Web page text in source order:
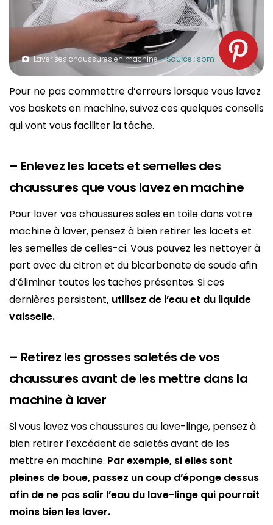
Laver ses chaussures en machine– Source : spm
Pour ne pas commettre d’erreurs lorsque vous lavez
vos baskets en machine, suivez ces quelques conseils
qui vont vous faciliter la tâche.
– Enlevez les lacets et semelles des
chaussures que vous lavez en machine
Pour laver vos chaussures sales en toile dans votre
machine à laver, pensez à bien retirer les lacets et
les semelles de celles-ci. Vous pouvez les nettoyer à
part avec du citron et du bicarbonate de soude afin
d’éliminer toutes les taches présentes. Si ces
dernières persistent, utilisez de l’eau et du liquide
vaisselle.
– Retirez les grosses saletés de vos
chaussures avant de les mettre dans la
machine à laver
Si vous lavez vos chaussures au lave-linge, pensez à
bien retirer l’excédent de saletés avant de les
mettre en machine. Par exemple, si elles sont
pleines de boue, passez un coup d’éponge dessus
afin de ne pas salir l’eau du lave-linge qui pourrait
moins bien les laver.